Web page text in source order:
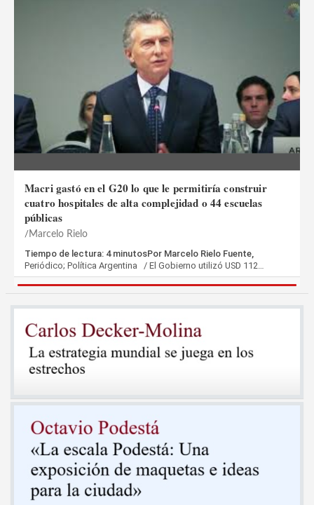
Macri gastó en el G20 lo que le permitiría construir
cuatro hospitales de alta complejidad o 44 escuelas
públicas
Marcelo Rielo
Tiempo de lectura: 4 minutosPor Marcelo Rielo Fuente,
Periódico; Política Argentina / El Gobierno utilizó USD 112…